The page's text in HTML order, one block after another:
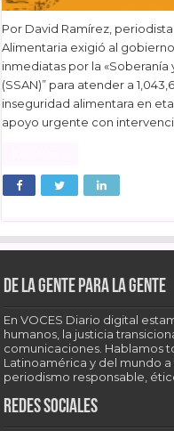
Por David Ramírez,
Alimentaria exigió al
inmediatas por la
(SSAN)” para atender a
inseguridad alimentara en
apoyo urgente con
De la gente para la gente
En VOCES Diario digital
humanos, la justicia
comunicaciones. Hablamos
Latinoamérica y del mundo
periodismo responsable,
Redes sociales